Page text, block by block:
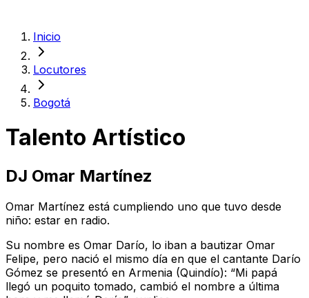
Inicio
Locutores
Bogotá
Talento Artístico
DJ Omar Martínez
Omar Martínez está cumpliendo uno que tuvo desde
niño: estar en radio.
Su nombre es Omar Darío, lo iban a bautizar Omar
Felipe, pero nació el mismo día en que el cantante Darío
Gómez se presentó en Armenia (Quindío): “Mi papá
llegó un poquito tomado, cambió el nombre a última